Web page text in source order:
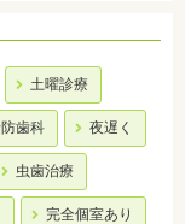
土曜診療
歯科 夜遅く
虫歯治療
完全個室あり